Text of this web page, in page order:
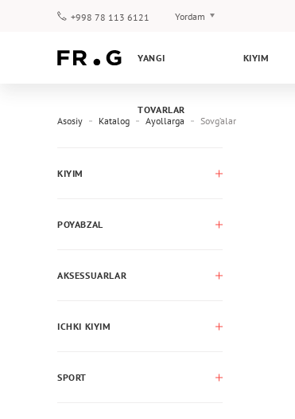
+998 78 113 6121 Yordam
Kafolat
YANGI
TOVARLAR
KIYIM
Asosiy Katalog Ayollarga Sovg’alar
KIYIM
POYABZAL
AKSESSUARLAR
ICHKI KIYIM
SPORT